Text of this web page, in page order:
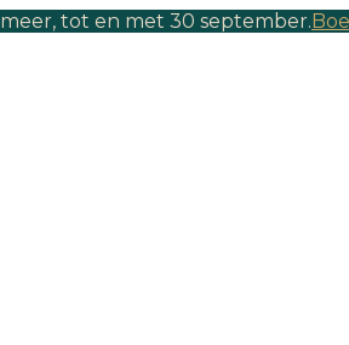
tot en met 30 september.